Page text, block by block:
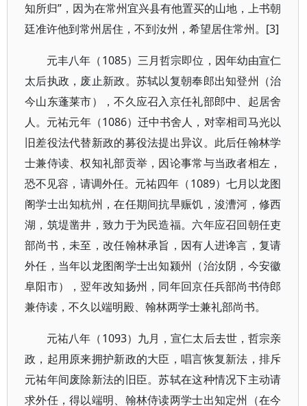
知所归”，因为在常州宜兴县有他置买的山地，上书朝
廷准许他到常州居住，不到汝州，希望居住常州。[3]
元丰八年（1085）三月哲宗即位，因年幼由宣仁
太后执政，废止新政。苏轼以复朝奉郎出知登州（治
今山东蓬莱市），不久应召入京任礼部郎中、起居舍
人。元祐元年（1086）迁中书舍人，对宰相司马光以
旧差役法代替新政的募役法提出异议。此后任翰林学
士兼侍读、权知礼部贡举，因论事常与当政者相左，
恐不见容，请调外任。元祐四年（1089）七月以龙图
阁学士出知杭州，在任期间抗旱赈饥，浚漕河，修西
湖，筑堤凿井，致力于为民造福。六年应召回朝任吏
部尚书，未至，改任翰林承旨，因有人进谗言，复请
外任，当年以龙图阁学士出知颍州（治汝阴，今安徽
阜阳市），翌年改知扬州，同年回京任兵部尚书侍郎
兼侍读，不久以端明殿、翰林两学士兼礼部尚书。
元祐八年（1093）九月，宣仁太后去世，哲宗亲
政，起用原来拥护新政的大臣，唱言恢复新法，排斥
元祐年间废除新法的旧臣。苏轼在这种情况下主动请
求外任，得以端明、翰林侍读两学士出知定州（在今